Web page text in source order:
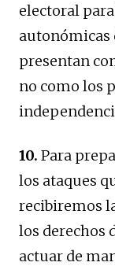
electoral
autonómicas
presentan
no como los
10. Para
los ataques
recibiremos
los derechos
actuar de